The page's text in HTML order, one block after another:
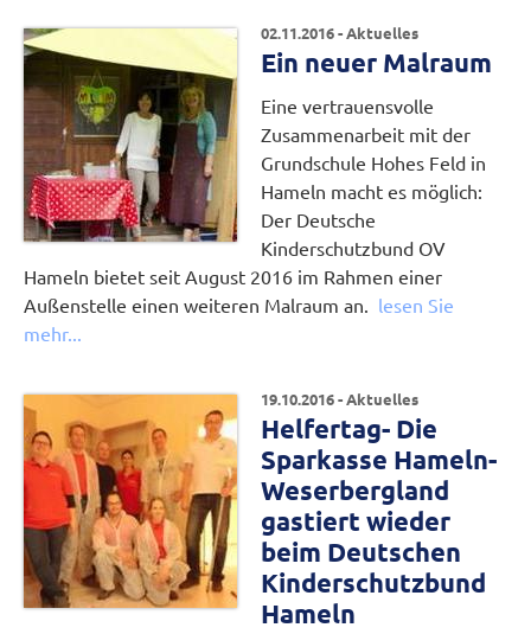
02.11.2016 - Aktuelles
Ein neuer Malraum
Eine vertrauensvolle
Zusammenarbeit mit der
Grundschule Hohes Feld in
Hameln macht es möglich:
Der Deutsche
Kinderschutzbund OV
Hameln bietet seit August 2016 im Rahmen einer
Außenstelle einen weiteren Malraum an. lesen Sie
mehr...
19.10.2016 - Aktuelles
Helfertag- Die
Sparkasse Hameln-
Weserbergland
gastiert wieder
beim Deutschen
Kinderschutzbund
Hameln